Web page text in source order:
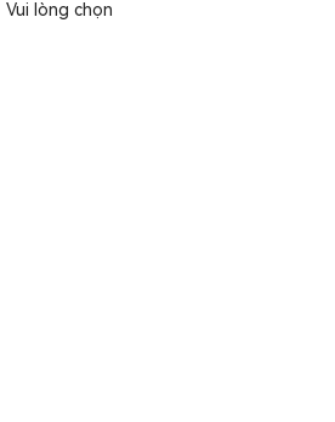
Vui lòng chọn